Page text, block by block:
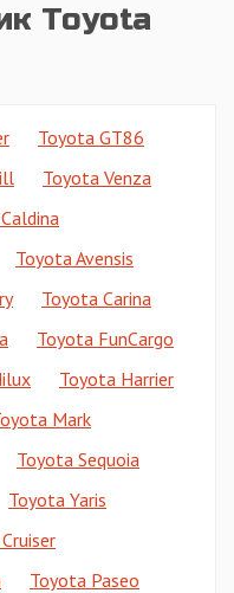
Toyota
Toyota GT86
Toyota Venza
Toyota Avensis
Toyota Carina
Toyota FunCargo
Toyota Harrier
Mark
Toyota Sequoia
Toyota Yaris
Toyota Paseo